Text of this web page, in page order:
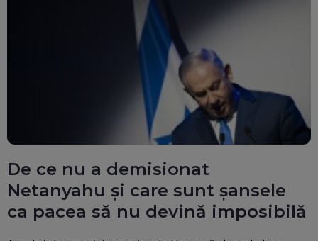
De ce nu a demisionat
Netanyahu și care sunt șansele
ca pacea să nu devină imposibilă